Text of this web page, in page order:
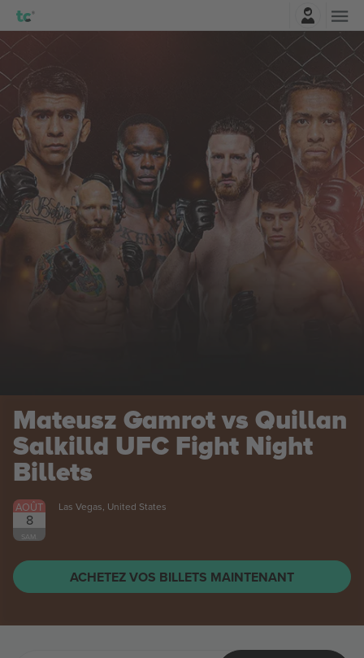
Mateusz Gamrot vs Quillan
Salkilld UFC Fight Night
Billets
AOÛT
8
SAM.
Las Vegas, United States
ACHETEZ VOS BILLETS MAINTENANT